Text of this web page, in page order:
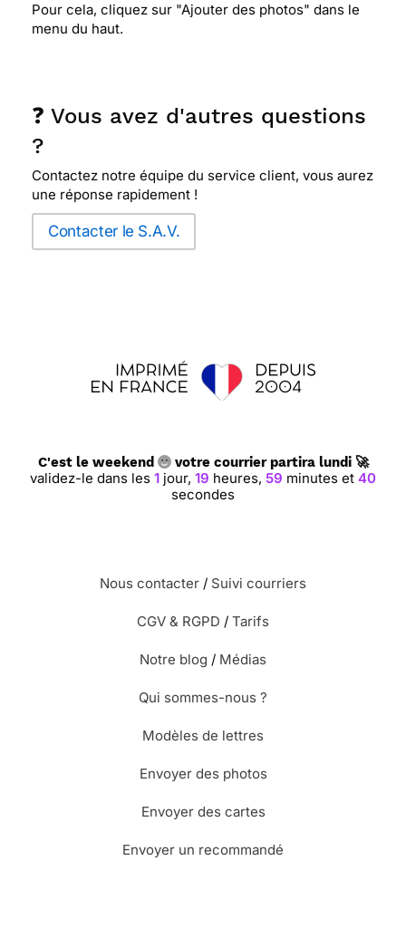
Pour cela, cliquez sur "Ajouter des photos" dans le
menu du haut.
❓ Vous avez d'autres questions
?
Contactez notre équipe du service client, vous aurez
une réponse rapidement !
Contacter le S.A.V.
C'est le weekend votre courrier partira lundi 🚀
validez-le dans les 1 jour, 19 heures, 59 minutes et 39
secondes
Nous contacter / Suivi courriers
CGV & RGPD / Tarifs
Notre blog / Médias
Qui sommes-nous ?
Modèles de lettres
Envoyer des photos
Envoyer des cartes
Envoyer un recommandé